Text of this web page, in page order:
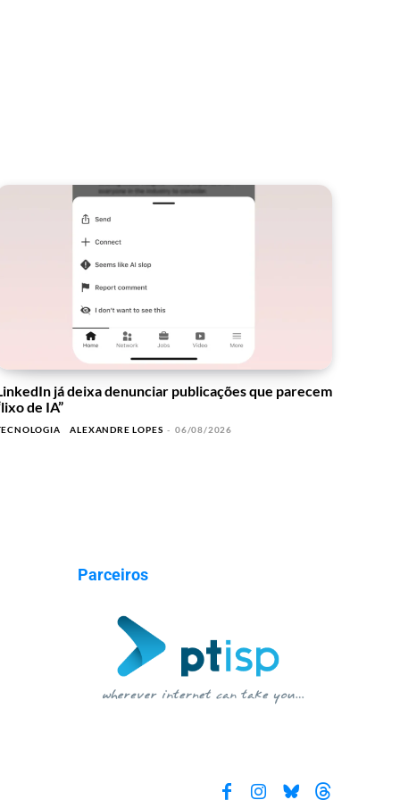
já deixa denunciar publicações que parecem
de IA”
ALEXANDRE LOPES - 06/08/2026
Parceiros